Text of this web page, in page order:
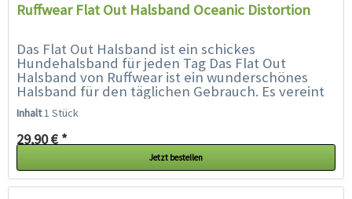
Ruffwear Flat Out Halsband Oceanic Distortion
Das Flat Out Halsband ist ein schickes
Hundehalsband für jeden Tag Das Flat Out
Halsband von Ruffwear ist ein wunderschönes
Halsband für den täglichen Gebrauch. Es vereint
lebendige Farben und Muster mit der...
Inhalt1 Stück
29,90 € *
Jetzt bestellen